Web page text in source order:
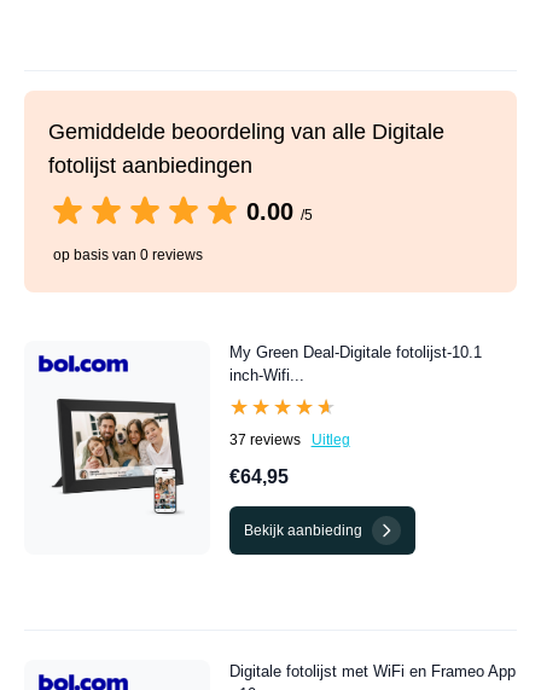
Gemiddelde beoordeling van alle Digitale
fotolijst aanbiedingen
0.00 /5
op basis van 0 reviews
My Green Deal-Digitale fotolijst-10.1
inch-Wifi...
★★★★★
★★★★★
37 reviews Uitleg
€64,95
Bekijk aanbieding
Digitale fotolijst met WiFi en Frameo App